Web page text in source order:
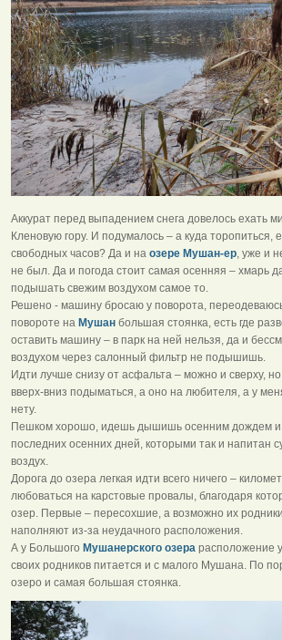
Аккурат перед выпадением снега довелось ехать
Кленовую гору. И подумалось – а куда торопиться,
свободных часов? Да и на озере Мушан-ер, уже и
не был. Да и погода стоит самая осенняя – хмарь
подышать свежим воздухом самое то.
Решено - машину бросаю у поворота,
повороте на Мушан большая стоянка, есть где
оставить машину – в парк на ней нельзя, да и
воздухом через салонный фильтр не подышишь.
Идти лучше снизу от асфальта – можно и сверху, но
вверх-вниз подыматься, а оно на любителя, а у
нету.
Пешком хорошо, идешь дышишь осенним дождем и
последних осенних дней, которыми так и напитан
воздух.
Дорога до озера легкая идти всего ничего –
любоваться на карстовые провалы, благодаря
озер. Первые – пересохшие, а возможно их
наполняют из-за неудачного расположения.
А у Большого Мушанерского озера расположение
своих родников питается и с малого Мушана. По
озеро и самая большая стоянка.